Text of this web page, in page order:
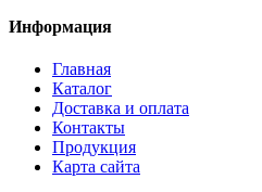
Информация
Главная
Каталог
Доставка и оплата
Контакты
Продукция
Карта сайта